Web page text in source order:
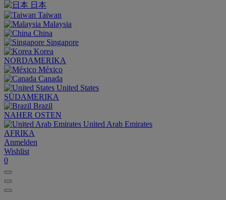
日本
Taiwan
Malaysia
China
Singapore
Korea
NORDAMERIKA
México
Canada
United States
SÜDAMERIKA
Brazil
NAHER OSTEN
United Arab Emirates
AFRIKA
Anmelden
Wishlist
0